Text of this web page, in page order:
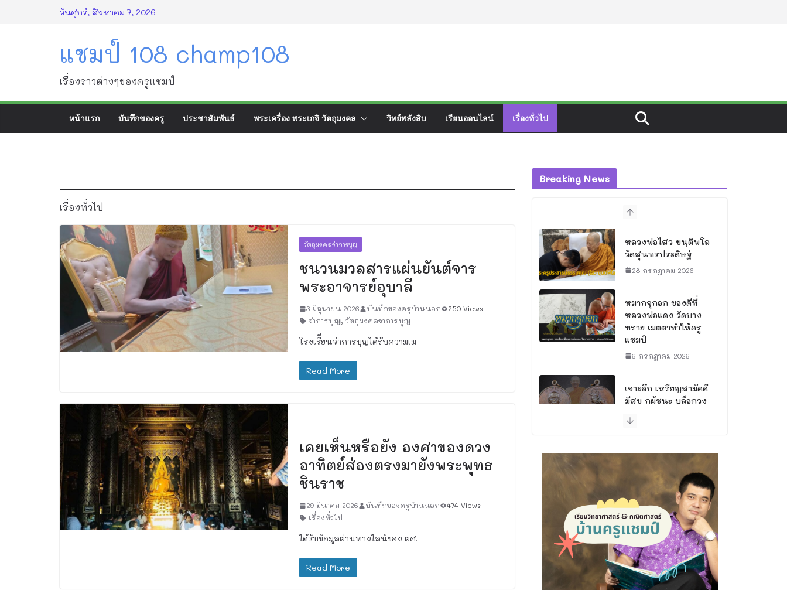
วันศุกร์, สิงหาคม 7, 2026
แชมป์ 108 champ108
เรื่องราวต่างๆของครูแชมป์
หน้าแรก บันทึกของครู ประชาสัมพันธ์ พระเครื่อง พระเกจิ วัตถุมงคล วิทย์พลังสิบ เรียนออนไลน์ เรื่องทั่วไป
เรื่องทั่วไป
วัตถุมงคลจ่าการบุญ
ชนวนมวลสารแผ่นยันต์จาร
พระอาจารย์อุบาลี
3 มิถุนายน 2026 บันทึกของครูบ้านนอก
250 Views
จ่าการบุญ, วัตถุมงคลจ่าการบุญ
โรงเรีียนจ่าการบุญได้รับความเม
Read More
เคยเห็นหรือยัง องศาของดวง
อาทิตย์ส่องตรงมายังพระพุทธ
ชินราช
29 มีนาคม 2026 บันทึกของครูบ้านนอก
474 Views
เรื่องทั่วไป
ได้รับข้อมูลผ่านทางไลน์ของ ผศ.
Read More
Breaking News
หลวงพ่อไสว ขนฺติพโล
วัดสุนทรประดิษฐ์
28 กรกฎาคม 2026
หมากจุกอก ของดีที่
หลวงพ่อแดง วัดบาง
ทราย เมตตาทำให้ครู
แชมป์
6 กรกฎาคม 2026
เจาะลึก เหรียญสามัคคี
มีสุข กูผู้ชนะ บล็อกวง
สูงที่นักสะสมต้องมี
พิธีพุทธาภิเษกจ่าการ
บุญ พิธีดี ณ อุโบสถวัด
นางพญา จังหวัด
พิษณุโลก
29 มิถุนายน 2026
เรียนพิเศษ
วิทยาศาสตร์
พิษณุโลก: ติวเข้มสอบ